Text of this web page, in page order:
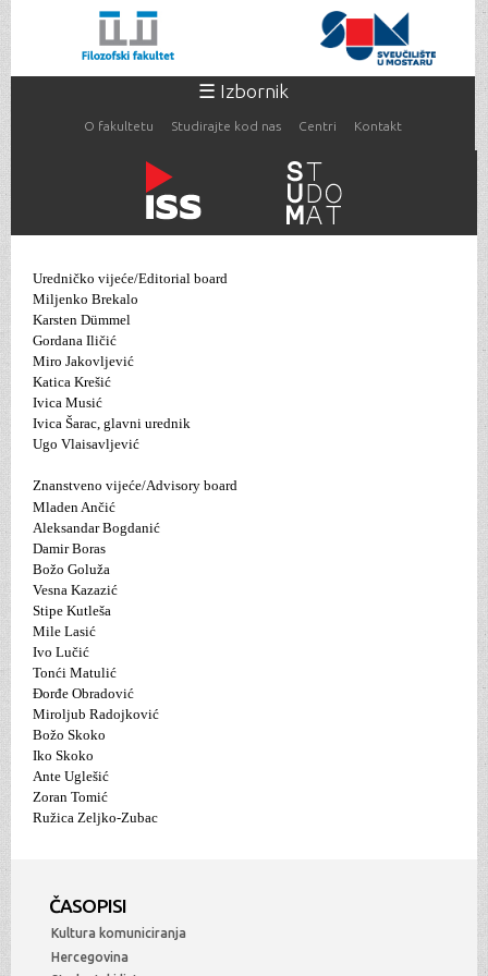
sadržaj
☰ Izbornik
O fakultetu Studirajte kod nas Centri Kontakt
Uredničko vijeće/Editorial board
Miljenko Brekalo
Karsten Dümmel
Gordana Iličić
Miro Jakovljević
Katica Krešić
Ivica Musić
Ivica Šarac, glavni urednik
Ugo Vlaisavljević
Znanstveno vijeće/Advisory board
Mladen Ančić
Aleksandar Bogdanić
Damir Boras
Božo Goluža
Vesna Kazazić
Stipe Kutleša
Mile Lasić
Ivo Lučić
Tonći Matulić
Đorđe Obradović
Miroljub Radojković
Božo Skoko
Iko Skoko
Ante Uglešić
Zoran Tomić
Ružica Zeljko-Zubac
ČASOPISI
Kultura komuniciranja
Hercegovina